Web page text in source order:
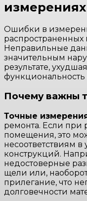
Ошибки в
Неправильные
значительным
результате,
функциональность
Почему важны
Точные
ремонта. Если при
помещения, это
несоответствиям в
конструкций.
недостоверные
щели или,
прилегание, что
долговечности